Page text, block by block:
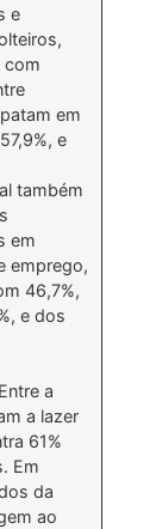
e
com
em
e
também
em
emprego,
46,7%,
e dos
a
a lazer
61%
Em
da
ao